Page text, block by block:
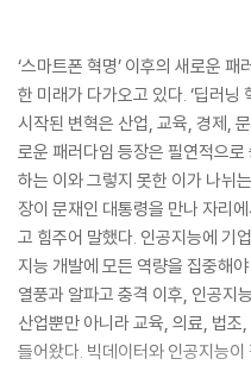
‘스마트폰 혁명’ 이후의 새로운
한 미래가 다가오고 있다. ‘딥러닝
시작된 변혁은 산업, 교육, 경제,
로운 패러다임 등장은 필연적으
하는 이와 그렇지 못한 이가 나뉘
장이 문재인 대통령을 만나 자리
고 힘주어 말했다. 인공지능에 기
지능 개발에 모든 역량을 집중해
열풍과 알파고 충격 이후, 인공지
산업뿐만 아니라 교육, 의료, 법조
들어왔다. 빅데이터와 인공지능